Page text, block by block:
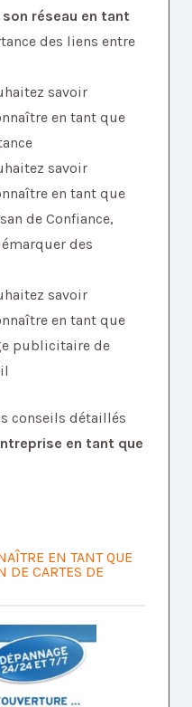
réseau en tant
des liens entre
savoir
en tant que
savoir
en tant que
de Confiance,
des
savoir
en tant que
publicitaire de
conseils détaillés
en tant que
EN TANT QUE
DE CARTES DE